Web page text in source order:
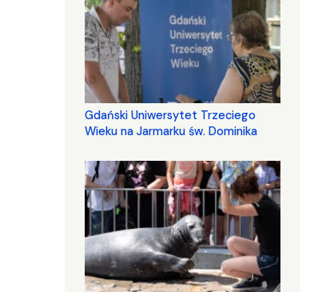
Gdański Uniwersytet Trzeciego
Wieku na Jarmarku św. Dominika